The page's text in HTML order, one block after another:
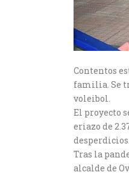
Contentos
familia. Se
voleibol.
El proyecto
eriazo de
desperdicios.
Tras la
alcalde de